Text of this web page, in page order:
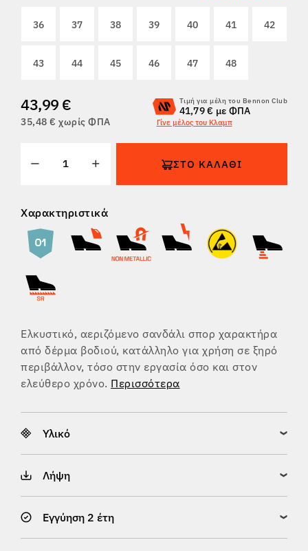
ΕΠΙΣΤΡΟΦΈΣ
36 37 38 39 40 41 42
43 44 45 46 47 48
43,99 €
35,48 € χωρίς ΦΠΑ
Τιμή για μέλη του Bennon Club
41,79 € με ΦΠΑ
Γίνε μέλος του Κλαμπ
ΣΤΟ ΚΑΛΆΘΙ
Χαρακτηριστικά
Ελκυστικό, αεριζόμενο σανδάλι σπορ χαρακτήρα
από δέρμα βοδιού, κατάλληλο για χρήση σε ξηρό
περιβάλλον, τόσο στην εργασία όσο και στον
ελεύθερο χρόνο. Περισσότερα
Υλικό
Λήψη
Εγγύηση 2 έτη